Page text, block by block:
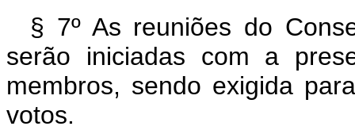
§ 7º As reuniões do
serão iniciadas com a
membros, sendo exigida
votos.